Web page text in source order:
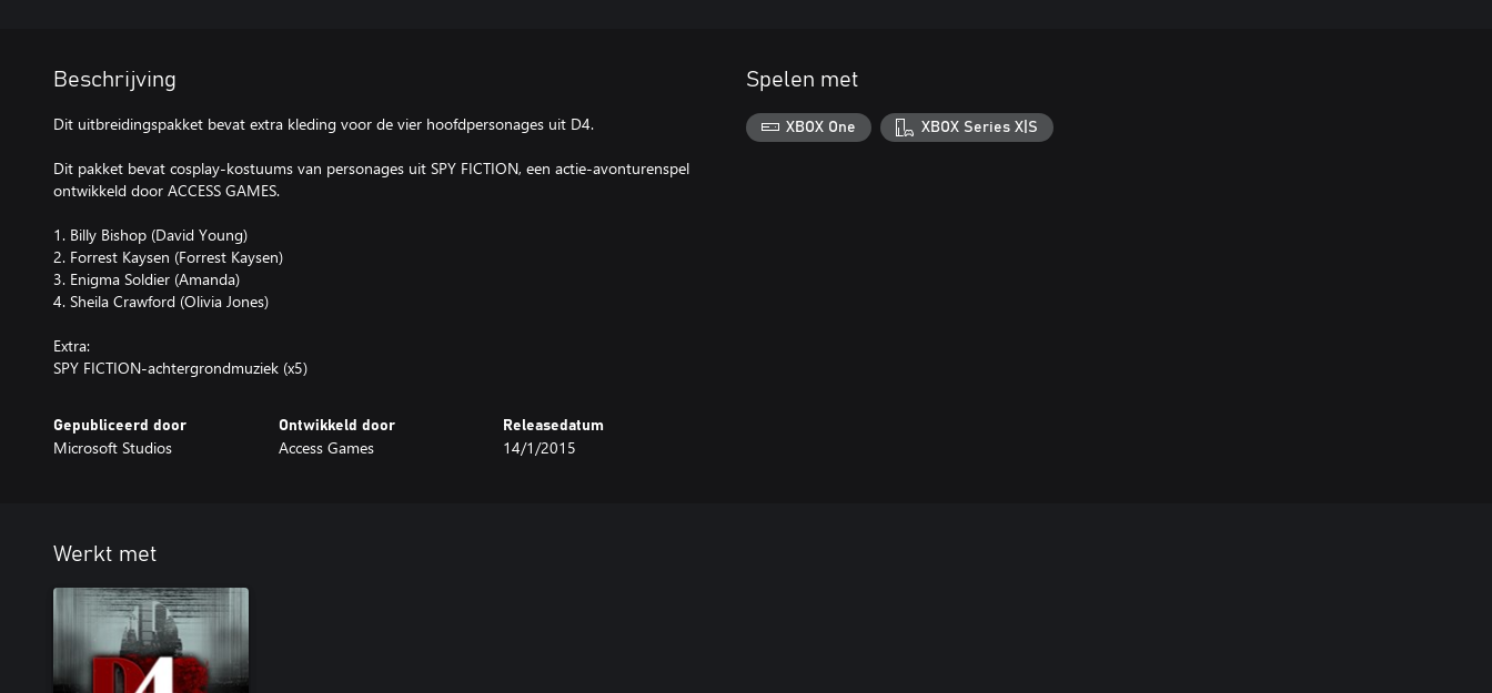
Beschrijving
Dit uitbreidingspakket bevat extra kleding voor de vier hoofdpersonages uit D4.
Dit pakket bevat cosplay-kostuums van personages uit SPY FICTION, een actie-avonturenspel
ontwikkeld door ACCESS GAMES.
1. Billy Bishop (David Young)
2. Forrest Kaysen (Forrest Kaysen)
3. Enigma Soldier (Amanda)
4. Sheila Crawford (Olivia Jones)
Extra:
SPY FICTION-achtergrondmuziek (x5)
Gepubliceerd door
Microsoft Studios
Ontwikkeld door
Access Games
Releasedatum
14/1/2015
Spelen met
XBOX One XBOX Series X|S
Werkt met